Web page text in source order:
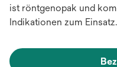
ist röntgenopak und
Indikationen zum Einsatz.